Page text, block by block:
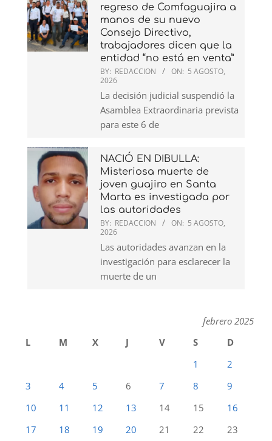
regreso de Comfaguajira a
manos de su nuevo
Consejo Directivo,
trabajadores dicen que la
entidad “no está en venta”
BY: REDACCION ON: 5 AGOSTO,
2026
La decisión judicial suspendió la
Asamblea Extraordinaria prevista
para este 6 de
NACIÓ EN DIBULLA:
Misteriosa muerte de
joven guajiro en Santa
Marta es investigada por
las autoridades
BY: REDACCION ON: 5 AGOSTO,
2026
Las autoridades avanzan en la
investigación para esclarecer la
muerte de un
febrero 2025
L
M X J V S
D
1
2
3
4 5 6 7 8
9
10
11 12 13 14 15
16
17
18 19 20 21 22
23